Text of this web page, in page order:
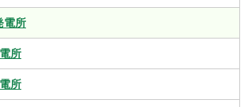
電所
所
所